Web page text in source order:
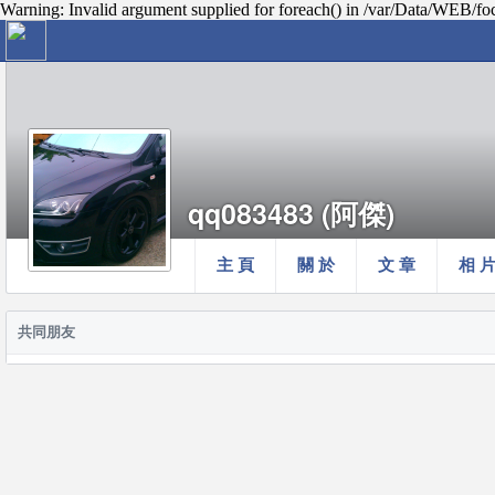
Warning: Invalid argument supplied for foreach() in /var/Data/WEB/
主 頁 關 於 文 章 相 片
qq083483 (阿傑)
共同朋友